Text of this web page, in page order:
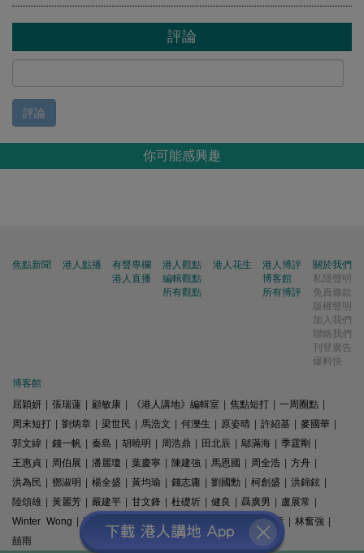
評論
評論
你可能感興趣
焦點新聞 港人點播
有聲專欄
港人直播
港人觀點
編輯觀點
所有觀點
港人花生
港人博評
博客館
所有博評
關於我們
私隱聲明
免責條款
版權聲明
加入我們
聯絡我們
刊登廣告
爆料快
博客館
屈穎妍
張瑞蓮 顧敏康 《港人講地》編輯室 焦點短打 一周圈點
周末短打
劉炳章 梁世民 馬浩文 何濼生 原姿晴 許紹基 麥國華
郭文緯
錢一帆 秦島 胡曉明 周浩鼎 田北辰 鄔滿海 季霆剛
王惠貞
周伯展 潘麗瓊 葉慶寧 陳建強 馬恩國 周全浩 方舟
洪為民
鄧淑明 楊全盛 黃均瑜 錢志庸 劉國勳 柯創盛 洪錦鉉
陸頌雄
黃麗芳 嚴建平 甘文鋒 杜礎圻 健良 聶廣男 盧展常
Winter Wong
K2 梁文新 羅崑 姚銘 精選文章 林奮強
囍雨